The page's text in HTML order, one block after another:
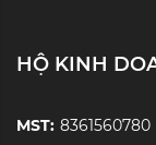
HỘ KINH
MST: 8361560780